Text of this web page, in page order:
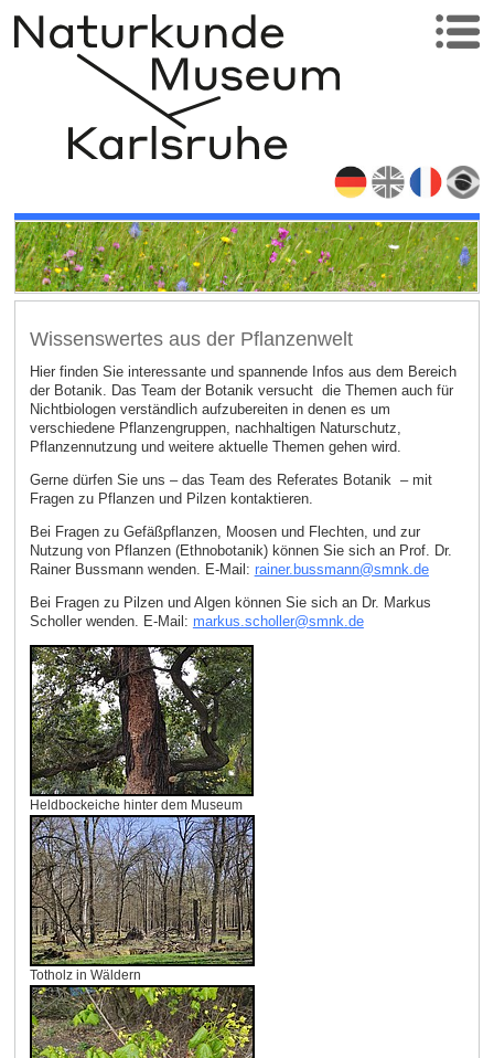
Wissenswertes aus der Pflanzenwelt
Hier finden Sie interessante und spannende Infos aus dem Bereich
der Botanik. Das Team der Botanik versucht die Themen auch für
Nichtbiologen verständlich aufzubereiten in denen es um
verschiedene Pflanzengruppen, nachhaltigen Naturschutz,
Pflanzennutzung und weitere aktuelle Themen gehen wird.
Gerne dürfen Sie uns – das Team des Referates Botanik – mit
Fragen zu Pflanzen und Pilzen kontaktieren.
Bei Fragen zu Gefäßpflanzen, Moosen und Flechten, und zur
Nutzung von Pflanzen (Ethnobotanik) können Sie sich an Prof. Dr.
Rainer Bussmann wenden. E‑Mail: rainer.bussmann@smnk.de
Bei Fragen zu Pilzen und Algen können Sie sich an Dr. Markus
Scholler wenden. E‑Mail: markus.scholler@smnk de
Heldbockeiche hinter dem Museum
Totholz in Wäldern